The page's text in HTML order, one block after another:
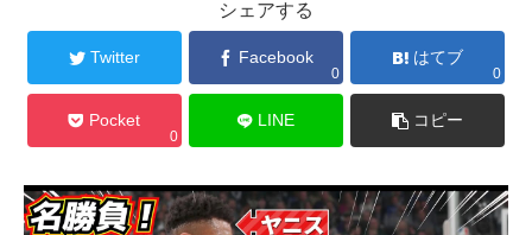
シェアする
Twitter Facebook
0
はてブ
0
Pocket
0
LINE コピー